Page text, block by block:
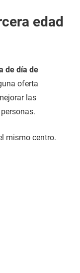
edad
de día de
oferta
las
mismo centro.